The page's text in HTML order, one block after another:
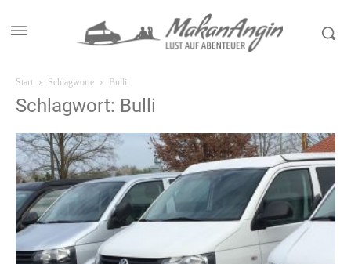
Start Schlagworte Bulli
Schlagwort: Bulli